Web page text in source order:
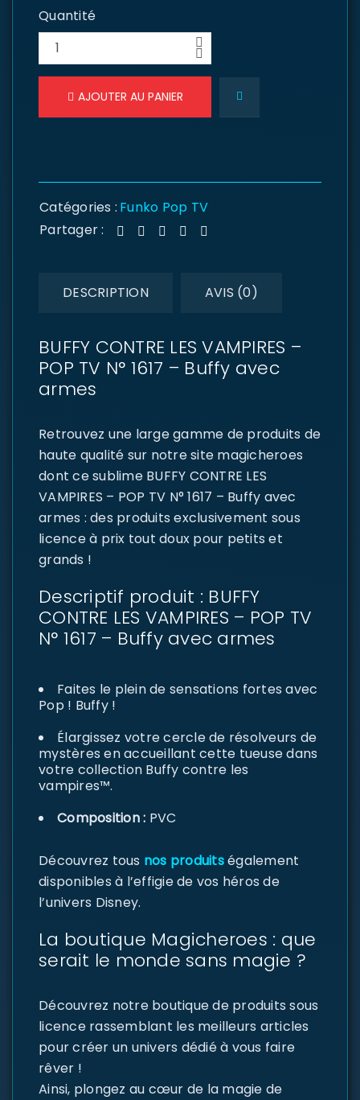
Quantité
AJOUTER AU PANIER
Catégories : Funko Pop TV
Partager :
DESCRIPTION AVIS (0)
BUFFY CONTRE LES VAMPIRES –
POP TV N° 1617 – Buffy avec
armes
Retrouvez une large gamme de produits de
haute qualité sur notre site magicheroes
dont ce sublime BUFFY CONTRE LES
VAMPIRES – POP TV N° 1617 – Buffy avec
armes : des produits exclusivement sous
licence à prix tout doux pour petits et
grands !
Descriptif produit : BUFFY
CONTRE LES VAMPIRES – POP TV
N° 1617 – Buffy avec armes
Faites le plein de sensations fortes avec
Pop ! Buffy !
Élargissez votre cercle de résolveurs de
mystères en accueillant cette tueuse dans
votre collection Buffy contre les
vampires™.
Composition : PVC
Découvrez tous nos produitségalement
disponibles à l’effigie de vos héros de
l’univers Disney.
La boutique Magicheroes : que
serait le monde sans magie ?
Découvrez notre boutique de produits sous
licence rassemblant les meilleurs articles
pour créer un univers dédié à vous faire
rêver !
Ainsi, plongez au cœur de la magie de